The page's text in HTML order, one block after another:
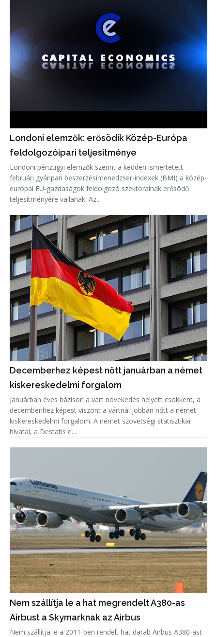
Londoni elemzők: erősödik Közép-Európa
feldolgozóipari teljesítménye
Londoni pénzügyi elemzők szerint a kedden ismertetett
februári gyáripari beszerzésimenedzser-indexek (BMI) a közép-
európai EU-gazdaságok feldolgozó szektorainak erősödő
teljesítményére vallanak. Az...
Decemberhez képest nőtt januárban a német
kiskereskedelmi forgalom
Januárban éves bázison a várt növekedés helyett csökkent, a
decemberihez képest viszont a vártnál jobban nőtt a német
kiskereskedelmi forgalom. A német szövetségi statisztikai
hivatal, a Destatis e...
Nem szállítja le a hat megrendelt A380-as
Airbust a Skymarknak az Airbus
Nem szállítja le a 2011-ben rendelt hat darab Airbus A380-ast